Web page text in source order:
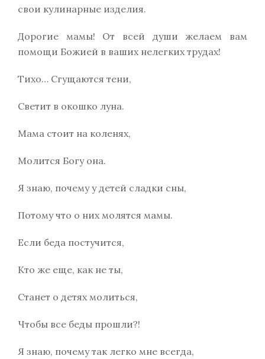
свои кулинарные изделия.
Дорогие мамы! От всей души желаем вам
помощи Божией в ваших нелегких трудах!
Тихо… Сгущаются тени,
Светит в окошко луна.
Мама стоит на коленях,
Молится Богу она.
Я знаю, почему у детей сладки сны,
Потому что о них молятся мамы.
Если беда постучится,
Кто же еще, как не ты,
Станет о детях молиться,
Чтобы все беды прошли?!
Я знаю, почему так легко мне всегда,